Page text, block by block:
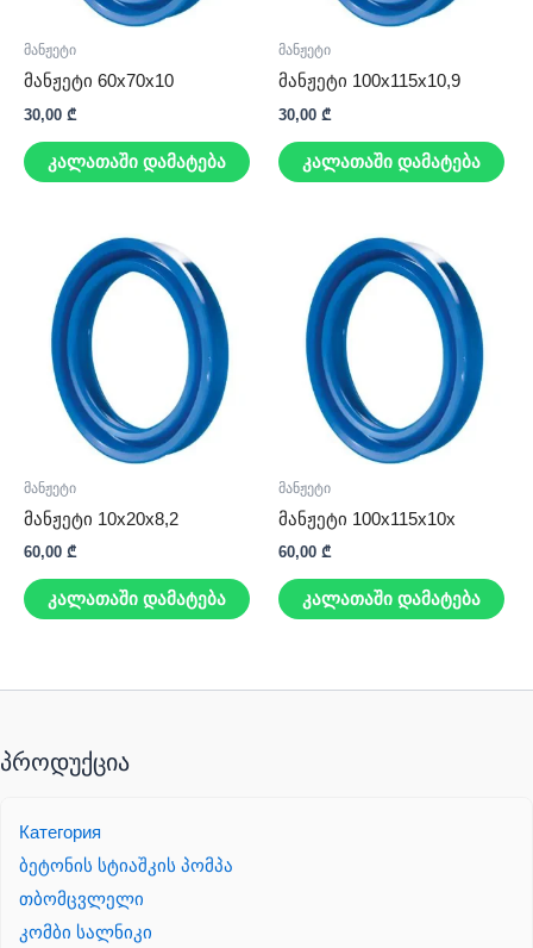
მანჟეტი
მანჟეტი 60x70x10
30,00 ₾
კალათაში დამატება
მანჟეტი
მანჟეტი 100x115x10,9
30,00 ₾
კალათაში დამატება
მანჟეტი
მანჟეტი 10x20x8,2
60,00 ₾
კალათაში დამატება
მანჟეტი
მანჟეტი 100x115x10x
60,00 ₾
კალათაში დამატება
პროდუქცია
Категория
ბეტონის სტიაშკის პომპა
თბომცვლელი
კომბი სალნიკი